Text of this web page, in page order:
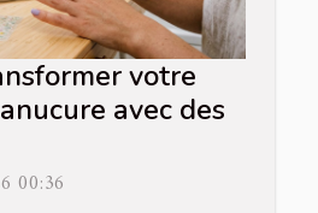
votre
avec des
00:36